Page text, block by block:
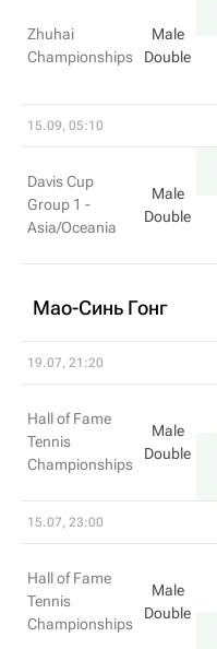
Zhuhai
Championships
Male
Double
15.09, 05:10
Davis Cup
Group 1 -
Asia/Oceania
Male
Double
Мао-Синь Гонг
19.07, 21:20
Hall of Fame
Tennis
Championships
Male
Double
15.07, 23:00
Hall of Fame
Tennis
Championships
Male
Double